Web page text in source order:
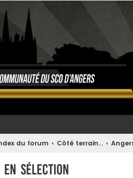
du forum Côté terrain...
sélection